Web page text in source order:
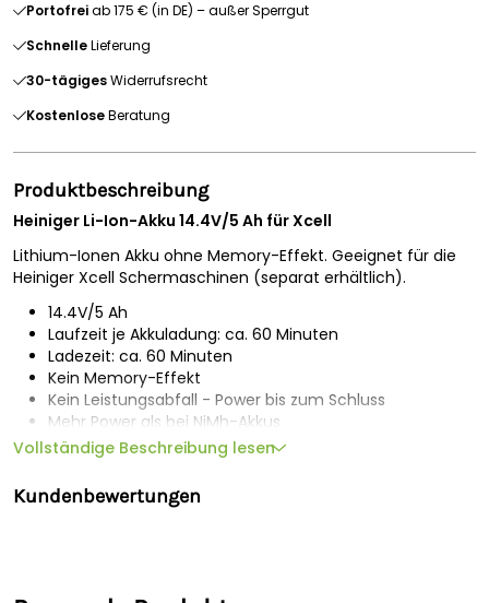
Portofreiab 175 € (in DE) – außer Sperrgut
SchnelleLieferung
30-tägigesWiderrufsrecht
KostenloseBeratung
Produktbeschreibung
Heiniger Li-Ion-Akku 14.4V/5 Ah für Xcell
Lithium-Ionen Akku ohne Memory-Effekt. Geeignet für die
Heiniger Xcell Schermaschinen (separat erhältlich).
14.4V/5 Ah
Laufzeit je Akkuladung: ca. 60 Minuten
Ladezeit: ca. 60 Minuten
Kein Memory-Effekt
Kein Leistungsabfall - Power bis zum Schluss
Mehr Power als bei NiMh-Akkus
Sehr viele Lade-/Entladezyklen möglich
Batterien und Akkus enthalten, sind wir nach dem
Vollständige Beschreibung lesen
Kundenbewertungen